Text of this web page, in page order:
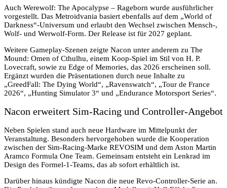
Auch Werewolf: The Apocalypse – Rageborn wurde ausführlicher
vorgestellt. Das Metroidvania basiert ebenfalls auf dem „World of
Darkness“-Universum und erlaubt den Wechsel zwischen Mensch-,
Wolf- und Werwolf-Form. Der Release ist für 2027 geplant.
Weitere Gameplay-Szenen zeigte Nacon unter anderem zu The
Mound: Omen of Cthulhu, einem Koop-Spiel im Stil von H. P.
Lovecraft, sowie zu Edge of Memories, das 2026 erscheinen soll.
Ergänzt wurden die Präsentationen durch neue Inhalte zu
„GreedFall: The Dying World“, „Ravenswatch“, „Tour de France
2026“, „Hunting Simulator 3“ und „Endurance Motorsport Series“.
Nacon erweitert Sim-Racing und Controller-Angebot
Neben Spielen stand auch neue Hardware im Mittelpunkt der
Veranstaltung. Besonders hervorgehoben wurde die Kooperation
zwischen der Sim-Racing-Marke REVOSIM und dem Aston Martin
Aramco Formula One Team. Gemeinsam entsteht ein Lenkrad im
Design des Formel-1-Teams, das ab sofort erhältlich ist.
Darüber hinaus kündigte Nacon die neue Revo-Controller-Serie an.